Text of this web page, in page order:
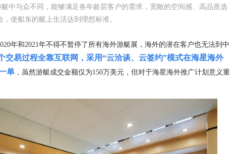
艇中与众不同，能够满足各年龄层客户的需求，宽敞的空间感、高品质选
使船东的艇上生活达到理想标准。
年和2021年不得不暂停了所有海外游艇展，海外的潜在客户也无法到中
交易过程全靠互联网，采用“云洽谈、云签约”模式在海星海外
单 ，虽然游艇成交金额仅为150万美元，但对于海星海外推广计划意义重